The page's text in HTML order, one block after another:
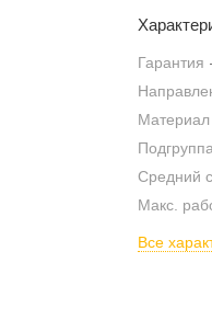
Гарантия
Материал
Подгруппа
Средний
Макс.
Все